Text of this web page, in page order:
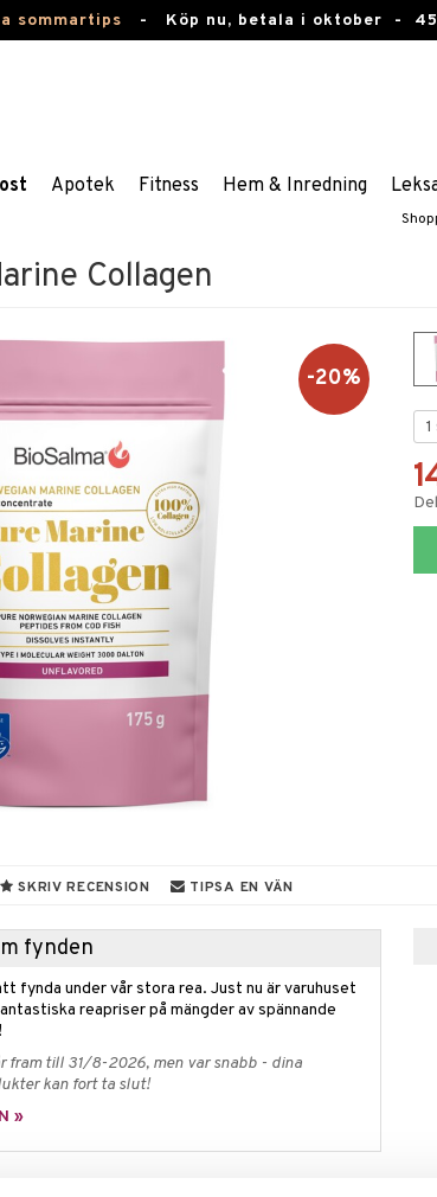
sommartips - Köp nu, betala i oktober -
Apotek Fitness Hem & Inredning
Collagen
-20%
SKRIV RECENSION TIPSA EN VÄN
fynden
fynda under vår stora rea. Just nu är varuhuset
reapriser på mängder av spännande
fram till 31/8-2026, men var snabb - dina
kan fort ta slut!
»